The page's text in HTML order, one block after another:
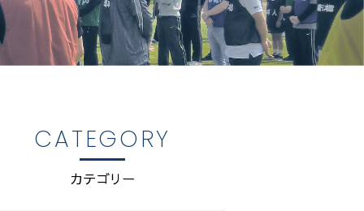
CATEGORY
カテゴリー